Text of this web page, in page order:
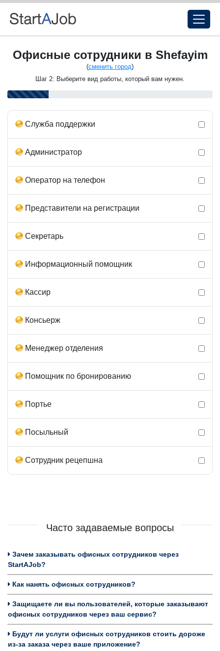
Офисные сотрудники в Shefayim
(сменить город)
Шаг 2: Выберите вид работы, который вам нужен.
Служба поддержки
Администратор
Оператор на телефон
Представители на регистрации
Секретарь
Информационный помощник
Кассир
Консьерж
Менеджер отделения
Помощник по бронированию
Портье
Посыльный
Сотрудник рецепшна
Часто задаваемые вопросы
Зачем заказывать офисных сотрудников через
StartAJob?
Как нанять офисных сотрудников?
Защищаете ли вы пользователей, которые заказывают
офисных сотрудников через ваш сервис?
Будут ли услуги офисных сотрудников стоить дороже
из-за заказа через ваше приложение?